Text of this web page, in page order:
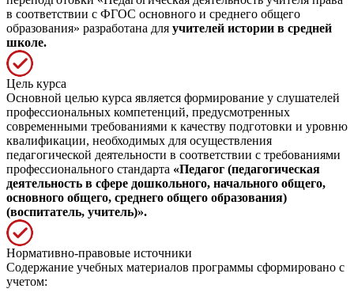
в соответствии с ФГОС основного и среднего общего
образования» разработана для учителей истории в средней
школе.
Цель курса
Основной целью курса является формирование у слушателей
профессиональных компетенций, предусмотренных
современными требованиями к качеству подготовки и уровню
квалификации, необходимых для осуществления
педагогической деятельности в соответствии с требованиями
профессионального стандарта «Педагог (педагогическая
деятельность в сфере дошкольного, начального общего,
основного общего, среднего общего образования)
(воспитатель, учитель)».
Нормативно-правовые источники
Содержание учебных материалов программы сформировано с
учетом: